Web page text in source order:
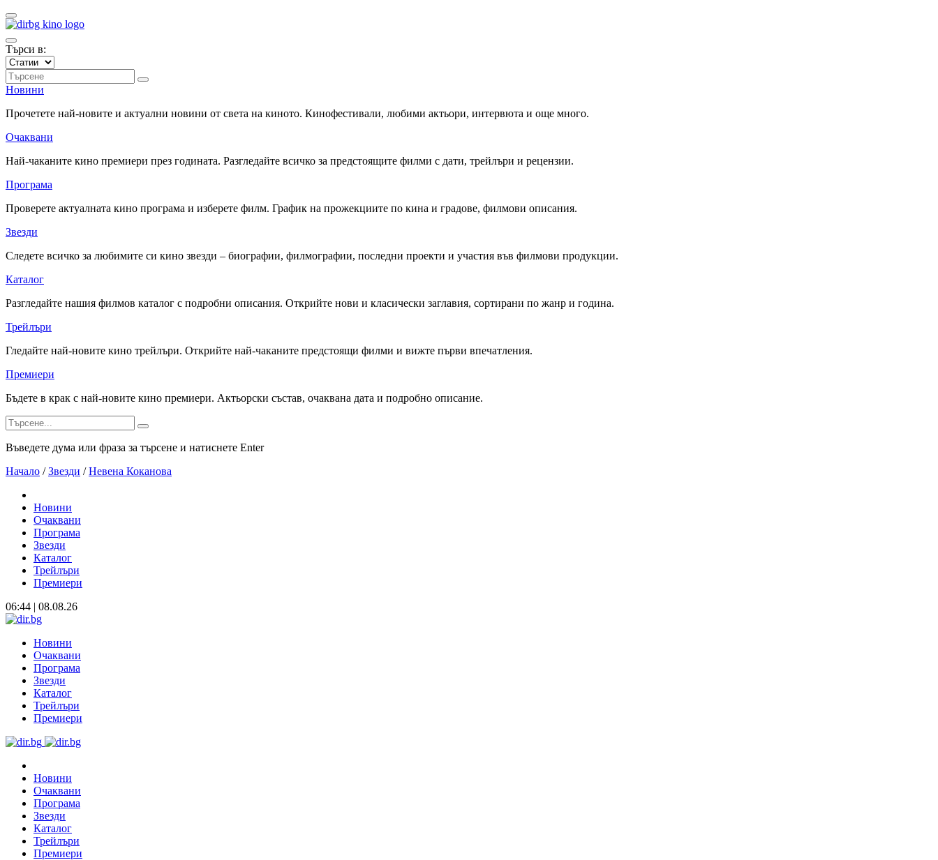
Търси в:
Новини
Прочетете най-новите и актуални новини от света на киното. Кинофестивали, любими актьори, интервюта и още много.
Очаквани
Най-чаканите кино премиери през годината. Разгледайте всичко за предстоящите филми с дати, трейлъри и рецензии.
Програма
Проверете актуалната кино програма и изберете филм. График на прожекциите по кина и градове, филмови описания.
Звезди
Следете всичко за любимите си кино звезди – биографии, филмографии, последни проекти и участия във филмови продукции.
Каталог
Разгледайте нашия филмов каталог с подробни описания. Открийте нови и класически заглавия, сортирани по жанр и година.
Трейлъри
Гледайте най-новите кино трейлъри. Открийте най-чаканите предстоящи филми и вижте първи впечатления.
Премиери
Бъдете в крак с най-новите кино премиери. Актьорски състав, очаквана дата и подробно описание.
Въведете дума или фраза за търсене и натиснете Enter
Начало / Звезди / Невена Коканова
Новини
Очаквани
Програма
Звезди
Каталог
Трейлъри
Премиери
06:44 | 08.08.26
Новини
Очаквани
Програма
Звезди
Каталог
Трейлъри
Премиери
Новини
Очаквани
Програма
Звезди
Каталог
Трейлъри
Премиери